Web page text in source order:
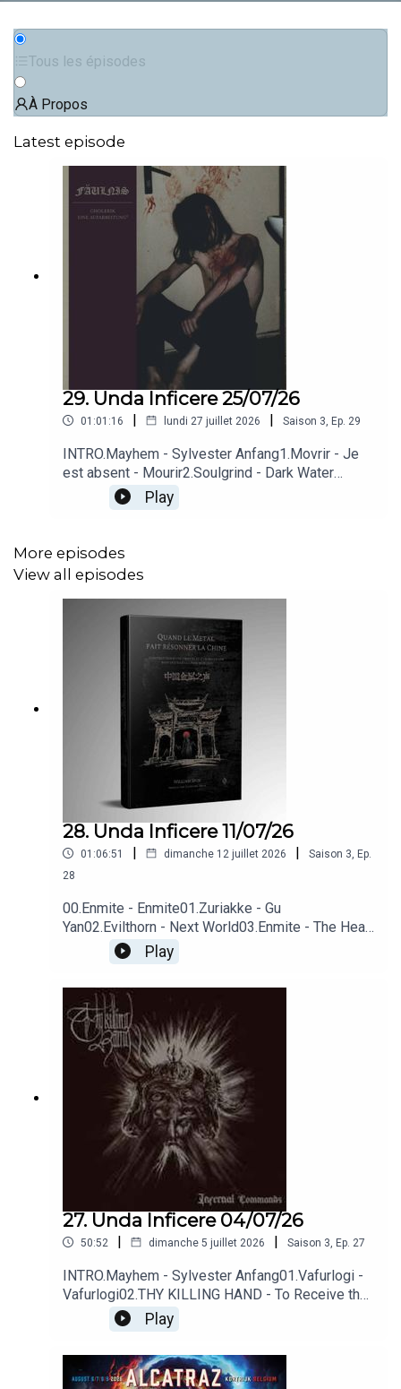
Tous les épisodes
À Propos
Latest episode
29. Unda Inficere 25/07/26
01:01:16 | lundi 27 juillet 2026 | Saison 3, Ep. 29
INTRO.Mayhem - Sylvester Anfang1.Movrir - Je
est absent - Mourir2.Soulgrind - Dark Water
Wide3.Miasmes - Déchéance4.Zørza - Twilight of
the Golden Star (feat. Harakiri for the Sky &
Giorno7.Faulnis - 30. Juli, bewölkt8.Hulder - In
Blood and in Earth
Play
More episodes
View all episodes
28. Unda Inficere 11/07/26
01:06:51 | dimanche 12 juillet 2026 | Saison 3 Ep.
28
00.Enmite - Enmite01.Zuriakke - Gu
Yan02.Evilthorn - Next World03.Enmite - The Head
Stream - River Of Death04.Be Persecuted - End
Living 05.Bliss Illusion - Leave Abhassara Deva,
Play
27. Unda Inficere 04/07/26
50:52 | dimanche 5 juillet 2026 | Saison 3 Ep. 27
INTRO.Mayhem - Sylvester Anfang01.Vafurlogi -
Vafurlogi02.THY KILLING HAND - To Receive the
Final Task03.Teratum - Leviathan
Rise 04.Grabunhold - Grambergs Fluch05.Flykt -
Malefactor07.Gnaw Their Tongues - Nihilism; Tied
Play